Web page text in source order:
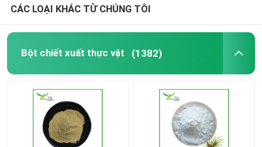
Bột axit amin
Dầu chiết xuất cây sừng sữa
CÁC LOẠI KHÁC TỪ CHÚNG TÔI
Bột chiết xuất thực vật (1382)